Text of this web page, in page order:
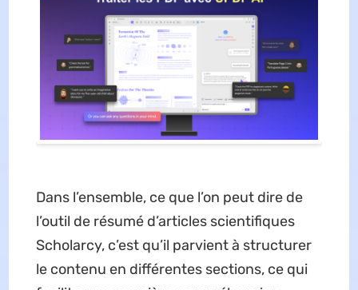
Dans l’ensemble, ce que l’on peut dire de
l’outil de résumé d’articles scientifiques
Scholarcy, c’est qu’il parvient à structurer
le contenu en différentes sections, ce qui